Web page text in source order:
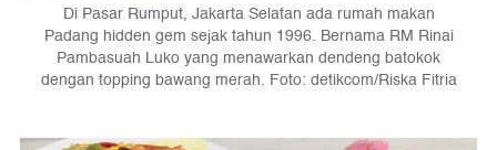
Di Pasar Rumput, Jakarta Selatan ada rumah makan
Padang hidden gem sejak tahun 1996. Bernama RM Rinai
Pambasuah Luko yang menawarkan dendeng batokok
dengan topping bawang merah. Foto: detikcom/Riska Fitria